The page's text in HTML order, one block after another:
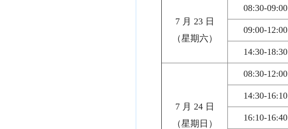
7 月 23 日
（星期六）
08:30-09:00
09:00-12:00
14:30-18:30
7 月 24 日
（星期日）
08:30-12:00
14:30-16:10
16:10-16:40